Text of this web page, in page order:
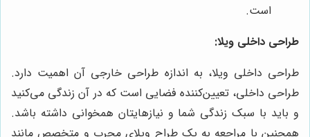
است.
طراحی داخلی ویلا:
طراحی داخلی ویلا، به اندازه طراحی خارجی آن اهمیت دارد.
طراحی داخلی، تعیین‌کننده فضایی است که در آن زندگی می‌کنید
و باید با سبک زندگی شما و نیازهایتان همخوانی داشته باشد.
همچنین با مراجعه به یک طراح ویلای مجرب و متخصص مانند